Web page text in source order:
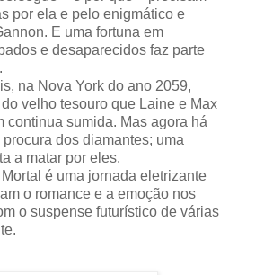
por ela e pelo enigmático e
E uma fortuna em
e desaparecidos faz parte
na Nova York do ano 2059,
velho tesouro que Laine e Max
continua sumida. Mas agora há
dos diamantes; uma
a matar por eles.
é uma jornada eletrizante
o romance e a emoção nos
o suspense futurístico de várias